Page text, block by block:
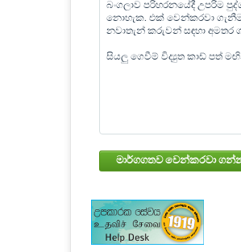
බංගලාව පරිහරනයේදී උපරිම
නොහැක. එක් වෙන්කරවා
නවාතැන් කරුවන් සඳහා අමතර
සියලු ගෙවීම් විද්‍යුත කාඩ් පත්
මාර්ගගතව